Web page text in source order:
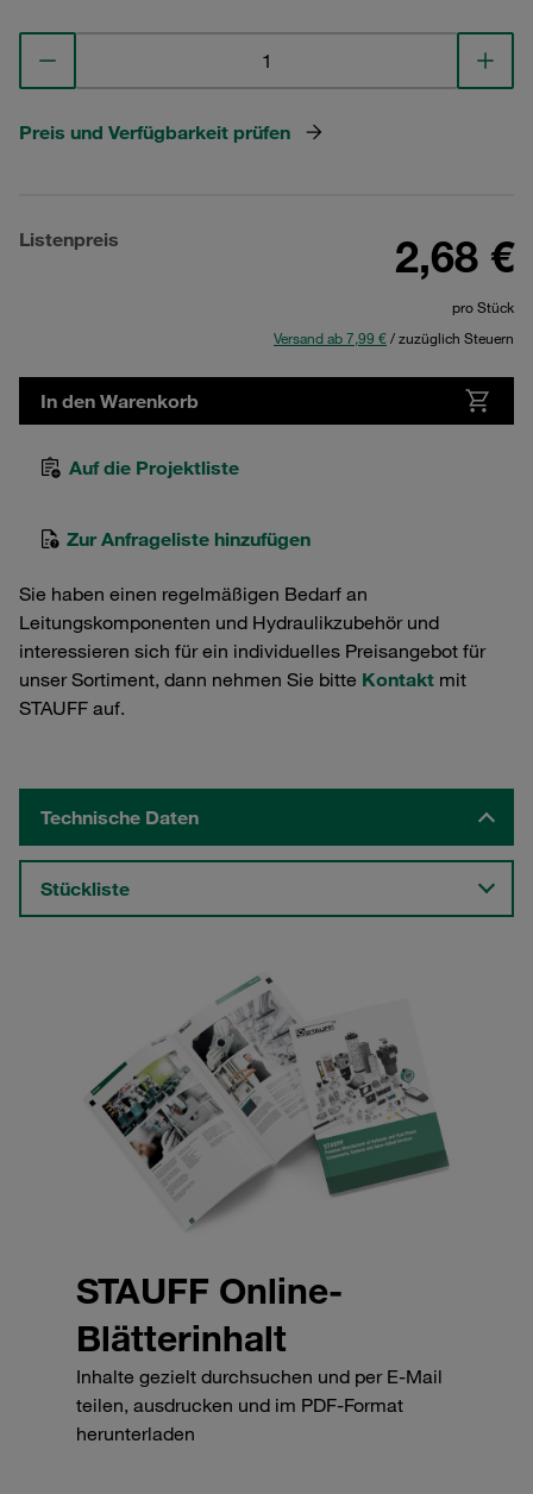
Preis und Verfügbarkeit prüfen
Listenpreis 2,68 €
pro Stück
Versand ab 7,99 €/ zuzüglich Steuern
In den Warenkorb
Auf die Projektliste
Zur Anfrageliste hinzufügen
Sie haben einen regelmäßigen Bedarf an
Leitungskomponenten und Hydraulikzubehör und
interessieren sich für ein individuelles Preisangebot für
unser Sortiment, dann nehmen Sie bitte Kontakt mit
STAUFF auf.
Technische Daten
Stückliste
STAUFF Online-
Blätterinhalt
Inhalte gezielt durchsuchen und per E-Mail
teilen, ausdrucken und im PDF-Format
herunterladen